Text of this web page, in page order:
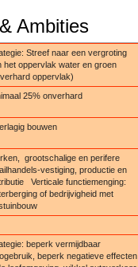
Ambities
Streef naar een vergroting
het oppervlak water en groen
oppervlak)
25% onverhard
bouwen
grootschalige en perifere
vestiging, productie en
Verticale functiemenging:
of bedrijvigheid met
beperk vermijdbaar
beperk negatieve effecten